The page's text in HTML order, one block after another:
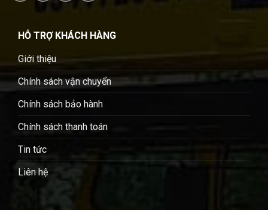
HỖ TRỢ KHÁCH HÀNG
Giới thiệu
Chính sách vận chuyển
Chính sách bảo hành
Chính sách thanh toán
Tin tức
Liên hệ